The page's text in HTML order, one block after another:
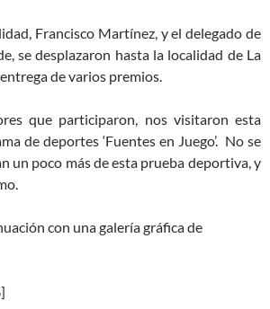
Francisco Martínez, y el delegado de
se desplazaron hasta la localidad de La
de varios premios.
que participaron, nos visitaron esta
de deportes ‘Fuentes en Juego’. No se
un poco más de esta prueba deportiva, y
con una galería gráfica de